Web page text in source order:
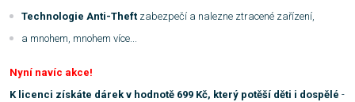
Technologie Anti-Theft zabezpečí a nalezne ztracené zařízení,
a mnohem, mnohem více...
Nyní navíc akce!
K licenci získáte dárek v hodnotě 699 Kč, který potěší děti i dospělé -